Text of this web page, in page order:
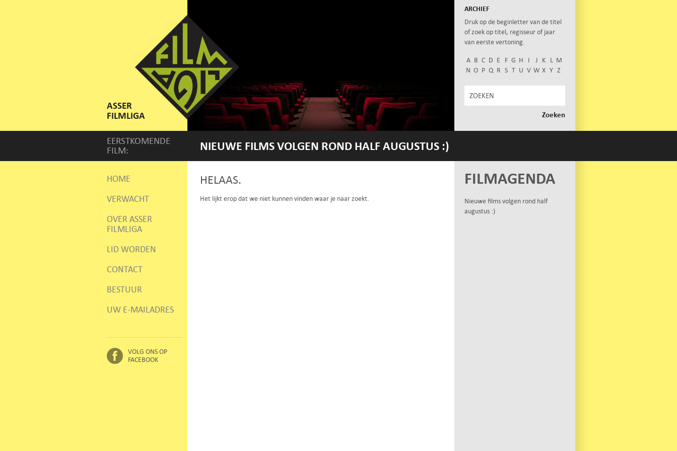
ASSER
FILMLIGA
ARCHIEF
Druk op de beginletter van de titel
of zoek op titel, regisseur of jaar
van eerste vertoning.
A B C D E F G H I J K L M
N O P Q R S T U V W X Y Z
EERSTKOMENDE
FILM:
NIEUWE FILMS VOLGEN ROND HALF AUGUSTUS :)
HOME
VERWACHT
OVER ASSER
FILMLIGA
LID WORDEN
CONTACT
BESTUUR
UW E-MAILADRES
VOLG ONS OP
FACEBOOK
HELAAS.
Het lijkt erop dat we niet kunnen vinden waar je naar zoekt.
FILMAGENDA
Nieuwe films volgen rond half
augustus :)